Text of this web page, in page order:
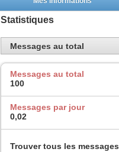
Statistiques
Messages au total
Messages au total
100
Messages par jour
0,02
Trouver tous les messages